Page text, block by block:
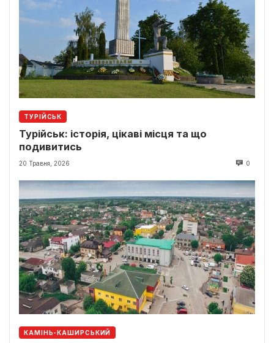
ТУРІЙСЬК
Турійськ: історія, цікаві місця та що
подивитись
20 Травня, 2026 0
КАМІНЬ-КАШИРСЬКИЙ